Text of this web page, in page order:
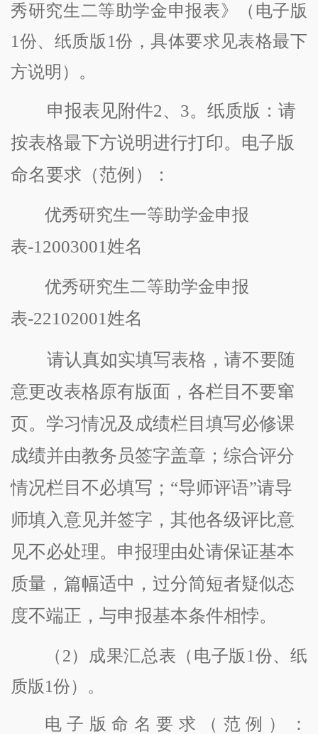
秀研究生二等助学金申报表》（电子版
1份、纸质版1份，具体要求见表格最下
方说明）。
申报表见附件2、 3。纸质版：请
按表格最下方说明进行打印。电子版
命名要求（范例）：
优秀研究生一等助学金申报
表-12003001姓名
优秀研究生二等助学金申报
表-22102001姓名
请认真如实填写表格，请不要随
意更改表格原有版面，各栏目不要窜
页。学习情况及成绩栏目填写必修课
成绩并由教务员签字盖章； 综合评分
情况栏目不必填写 ； “导师评语”请导
师填入意见并签字，其他各级评比意
见不必处理。申报理由处请保证基本
质量，篇幅适中，过分简短者疑似态
度不端正，与申报基本条件相悖。
（ 2）成果汇总表（电子版1份、纸
质版1份）。
电子版命名要求（范例）：